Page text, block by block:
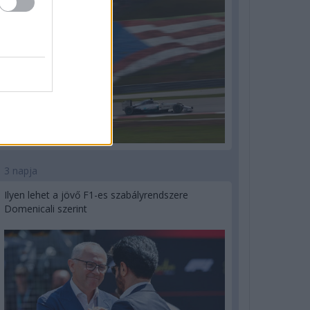
3 napja
Ilyen lehet a jövő F1-es szabályrendszere
Domenicali szerint